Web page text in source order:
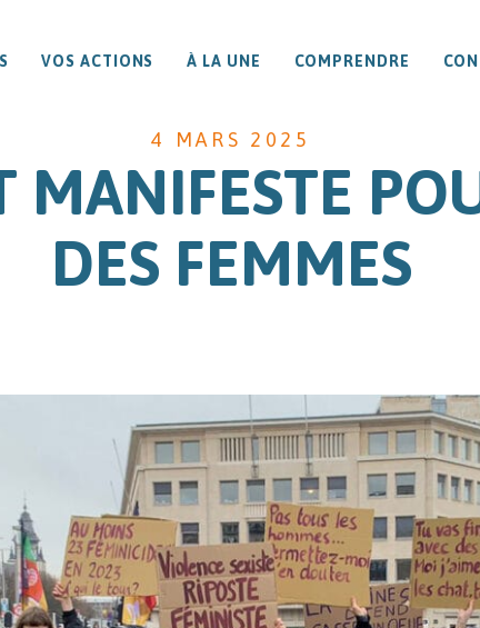
VOS ACTIONS À LA UNE COMPRENDRE
4 MARS 2025
MANIFESTE
DES FEMMES